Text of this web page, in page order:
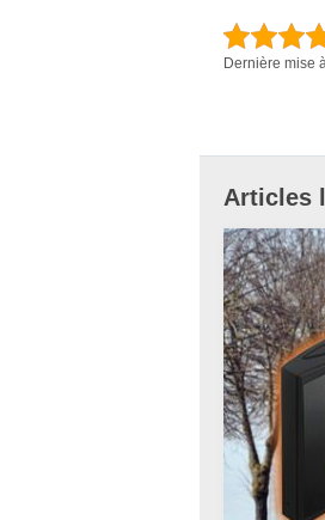
Dernière mise
Articles